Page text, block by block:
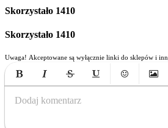
Skorzystało 1410
Skorzystało 1410
Uwaga! Akceptowane są wyłącznie linki do sklepów i
Bold Italic Strikethrough
UnderlineEmoticons
Insert
Dodaj komentarz